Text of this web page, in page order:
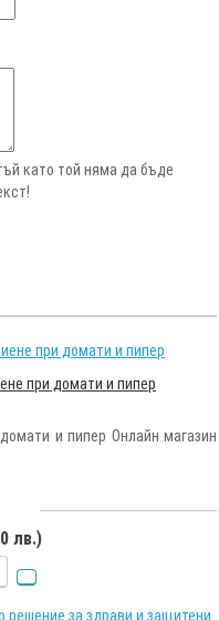
като той няма да бъде
при домати и пипер
и пипер Онлайн магазин
лв.)